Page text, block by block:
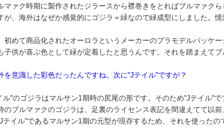
マァク時期に製作されたジラースから襟巻きをとればブルマァク
が、海外はなぜか感覚的にゴジラ＝緑なので緑成型にしました。
初めて商品化されたオーロラというメーカーのプラモデルパッケ
子供が喜ぶ色として緑が定着したと思うんです。それを踏まえて
意識した彩色だったんですね。次に"Jテイル"ですが？
ル"のゴジラはマルサン1期時の尻尾の形です。そのため"Jテイル"
のブルマァクのゴジラは、足裏のライセンス表記を間違えてて以
テイル"であるマルサン1期の元型が現存するため、それを使ったの